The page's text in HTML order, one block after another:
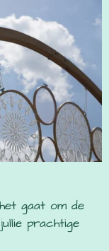
gaat om de
prachtige